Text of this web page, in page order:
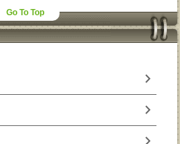
Go To Top
chevron_right
chevron_right